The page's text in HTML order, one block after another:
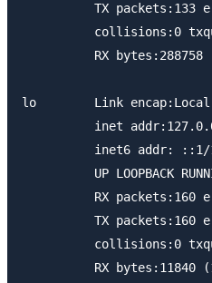
TX packets:133
collisions:0
RX bytes:288758
lo        Link encap:Local
inet
inet6 addr:
UP LOOPBACK
RX packets:160
TX packets:160
collisions:0
RX bytes:11840